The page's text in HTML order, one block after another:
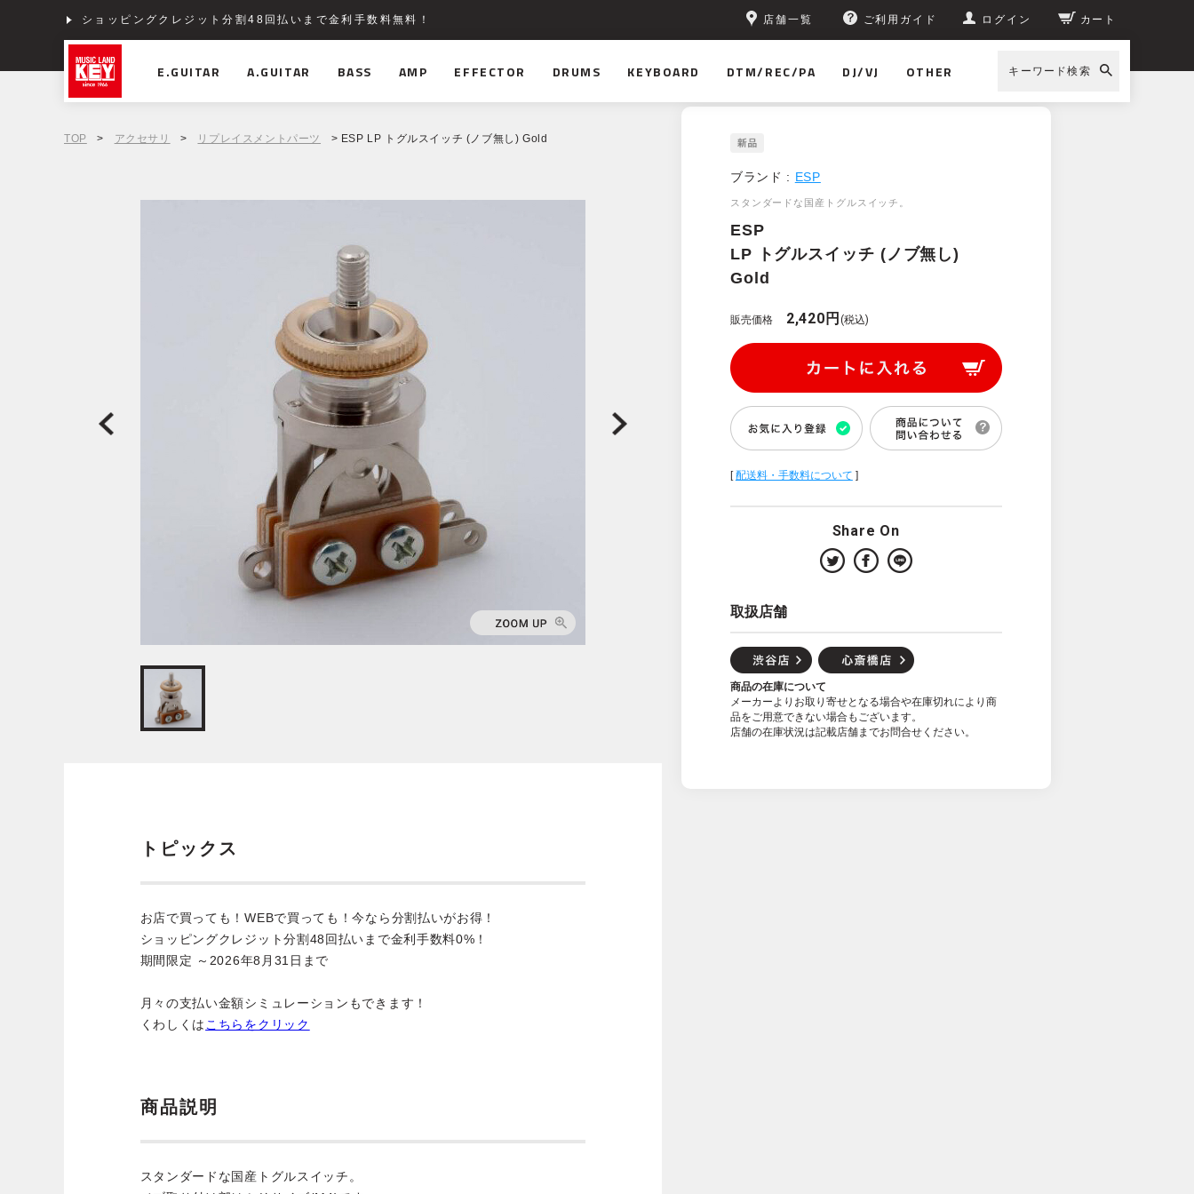
ショッピングクレジット分割48回払いまで金利手数料無料！ 店舗一覧 ご利用ガイド ログイン カート
E.GUITAR A.GUITAR BASS AMP EFFECTOR DRUMS KEYBOARD DTM/REC/PA DJ/VJ OTHER キーワード検索
TOP > アクセサリ > リプレイスメントパーツ > ESP LP トグルスイッチ (ノブ無し) Gold
ブランド : ESP
スタンダードな国産トグルスイッチ。
ESP
LP トグルスイッチ (ノブ無し)
Gold
販売価格 2,420円 (税込)
[配送料・手数料について ]
Share On
取扱店舗
商品の在庫について
メーカーよりお取り寄せとなる場合や在庫切れにより商
品をご用意できない場合もございます。
店舗の在庫状況は記載店舗までお問合せください。
トピックス
お店で買っても！WEBで買っても！今なら分割払いがお得！
ショッピングクレジット分割48回払いまで金利手数料0%！
期間限定 ～2026年8月31日まで
月々の支払い金額シミュレーションもできます！
くわしくは こちらをクリック
商品説明
スタンダードな国産トグルスイッチ。